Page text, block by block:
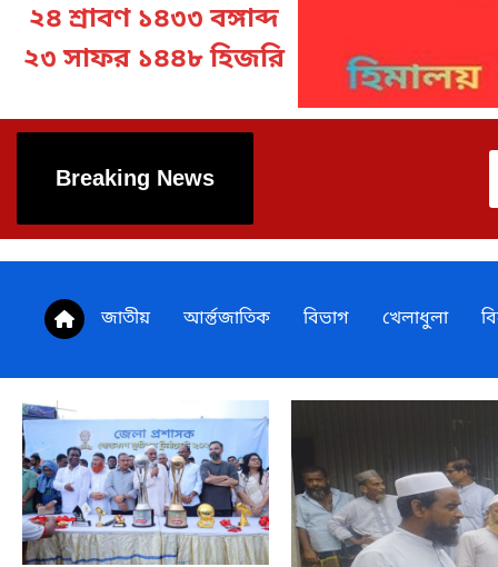
২৪ শ্রাবণ ১৪৩৩ বঙ্গাব্দ
২৩ সাফর ১৪৪৮ হিজরি
Breaking News
জাতীয় আর্ন্তজাতিক বিভাগ খেলাধুলা